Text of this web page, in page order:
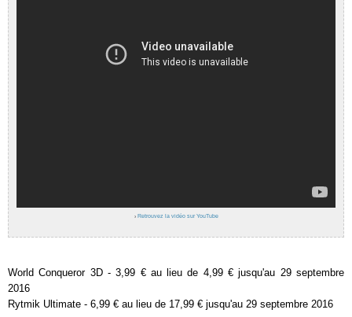
› Retrouvez la vidéo sur YouTube
World Conqueror 3D - 3,99 € au lieu de 4,99 € jusqu'au 29 septembre
2016
Rytmik Ultimate - 6,99 € au lieu de 17,99 € jusqu'au 29 septembre 2016